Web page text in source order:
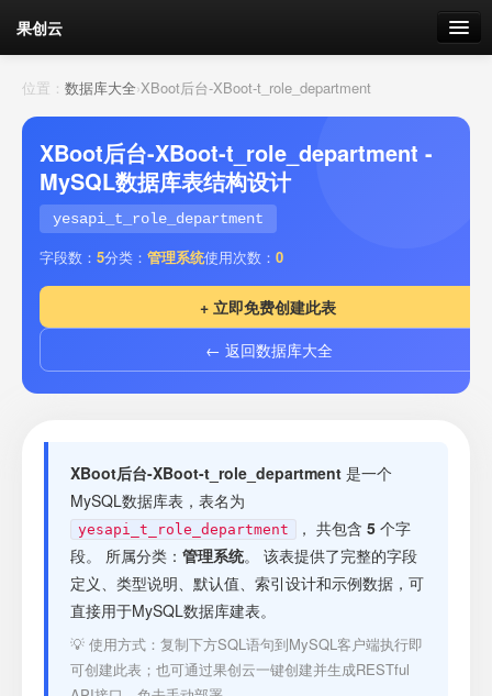
果创云
数据表单
API接口
云存储
流量 剩余接口流量
套餐
接口测试
位置： 数据库大全›XBoot后台-XBoot-t_role_department
XBoot后台-XBoot-t_role_department -
MySQL数据库表结构设计
yesapi_t_role_department
字段数： 5分类： 管理系统使用次数： 0
+ 立即免费创建此表
← 返回数据库大全
XBoot后台-XBoot-t_role_department 是一个
MySQL数据库表，表名为
yesapi_t_role_department ， 共包含 5 个字
段。 所属分类： 管理系统。 该表提供了完整的字段
定义、类型说明、默认值、索引设计和示例数据，可
直接用于MySQL数据库建表。
💡 使用方式：复制下方SQL语句到MySQL客户端执行即
可创建此表；也可通过果创云一键创建并生成RESTful